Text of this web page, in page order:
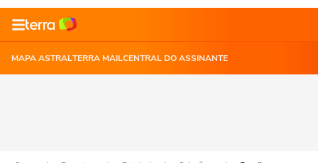
MAPA ASTRALTERRA MAILCENTRAL DO ASSINANTE